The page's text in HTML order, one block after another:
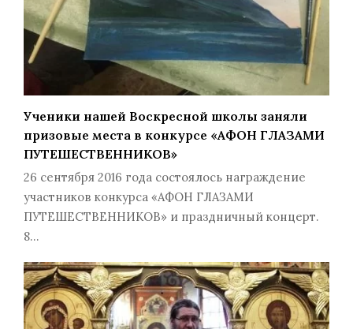
Ученики нашей Воскресной школы заняли
призовые места в конкурсе «АФОН ГЛАЗАМИ
ПУТЕШЕСТВЕННИКОВ»
26 сентября 2016 года состоялось награждение
участников конкурса «АФОН ГЛАЗАМИ
ПУТЕШЕСТВЕННИКОВ» и праздничный концерт.
8…